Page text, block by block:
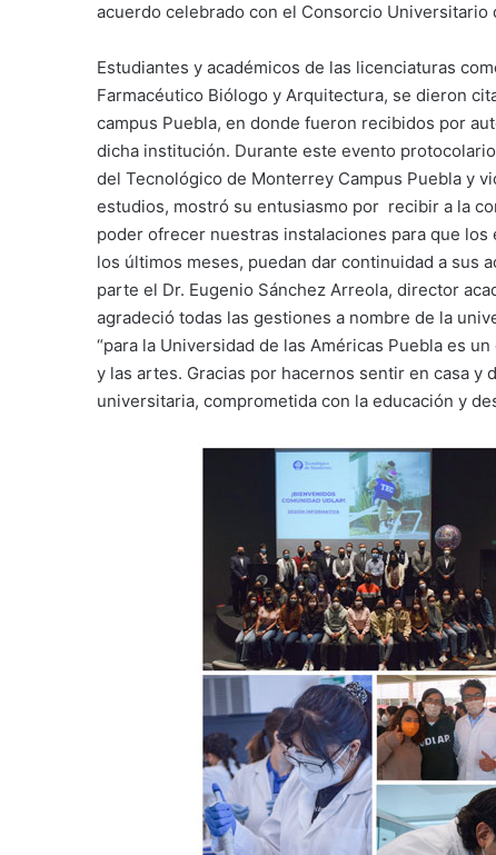
acuerdo celebrado con el Consorcio Universitario
Estudiantes y académicos de las licenciaturas
Farmacéutico Biólogo y Arquitectura, se dieron
campus Puebla, en donde fueron recibidos por
dicha institución. Durante este evento
del Tecnológico de Monterrey Campus Puebla y
estudios, mostró su entusiasmo por recibir a la
poder ofrecer nuestras instalaciones para que los
los últimos meses, puedan dar continuidad a sus
parte el Dr. Eugenio Sánchez Arreola, director
agradeció todas las gestiones a nombre de la
“para la Universidad de las Américas Puebla es
y las artes. Gracias por hacernos sentir en casa y
universitaria, comprometida con la educación y